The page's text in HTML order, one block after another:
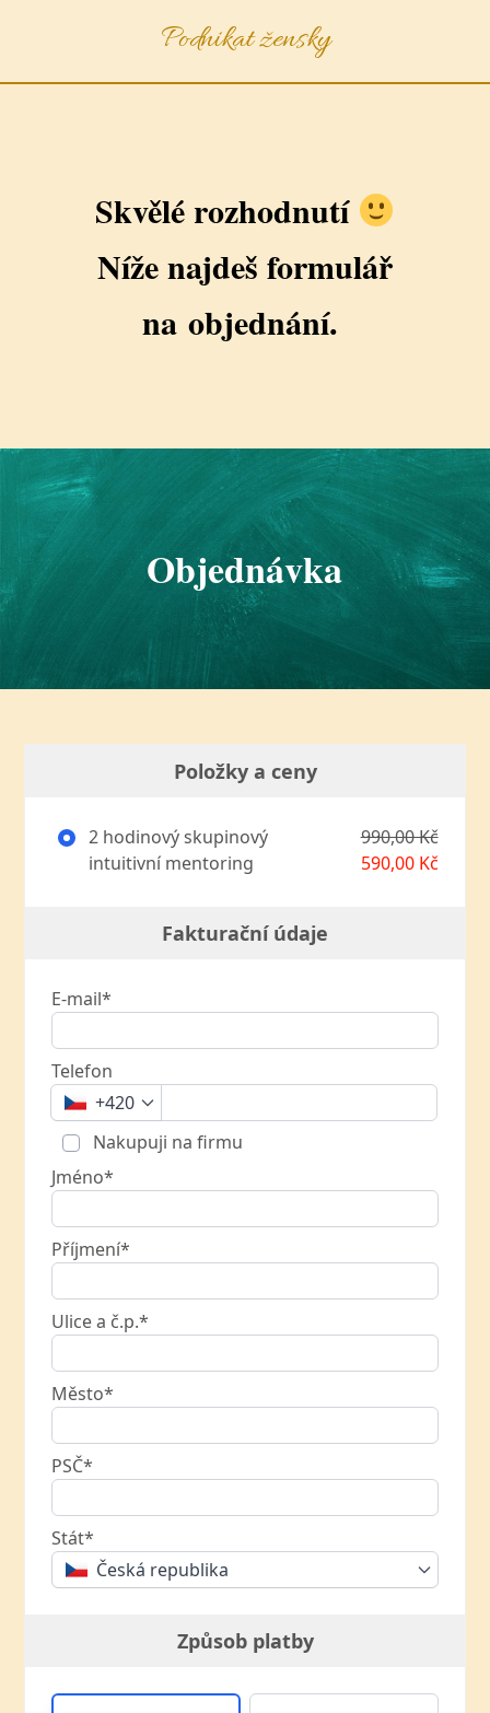
Podnikat žensky
Skvělé rozhodnutí
Níže najdeš formulář
na objednání.
Objednávka
Položky a ceny
2 hodinový skupinový
intuitivní mentoring
990,00 Kč
590,00 Kč
Fakturační údaje
E-mail*
Telefon
+420
Nakupuji na firmu
Jméno*
Příjmení*
Ulice a č.p.*
Město*
PSČ*
Stát*
Česká republika
Způsob platby